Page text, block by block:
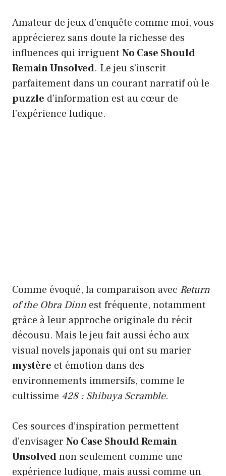
Amateur de jeux d’enquête comme moi, vous
apprécierez sans doute la richesse des
influences qui irriguent No Case Should
Remain Unsolved. Le jeu s’inscrit
parfaitement dans un courant narratif où le
puzzle d’information est au cœur de
l’expérience ludique.
Comme évoqué, la comparaison avec Return
of the Obra Dinn est fréquente, notamment
grâce à leur approche originale du récit
décousu. Mais le jeu fait aussi écho aux
visual novels japonais qui ont su marier
mystère et émotion dans des
environnements immersifs, comme le
cultissime 428 : Shibuya Scramble.
Ces sources d’inspiration permettent
d’envisager No Case Should Remain
Unsolvednon seulement comme une
expérience ludique, mais aussi comme un